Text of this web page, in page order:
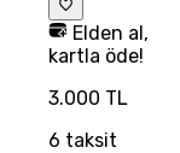
Elden al,
kartla öde!
3.000 TL
6 taksit